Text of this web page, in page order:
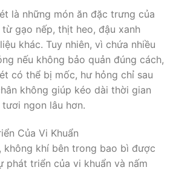
là những món ăn đặc trưng của
gạo nếp, thịt heo, đậu xanh
khác. Tuy nhiên, vì chứa nhiều
nếu không bảo quản đúng cách,
có thể bị mốc, hư hỏng chỉ sau
không giúp kéo dài thời gian
ngon lâu hơn.
Của Vi Khuẩn
không khí bên trong bao bì được
phát triển của vi khuẩn và nấm